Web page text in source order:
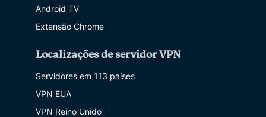
Android TV
Extensão Chrome
Localizações de servidor VPN
Servidores em 113 países
VPN EUA
VPN Reino Unido